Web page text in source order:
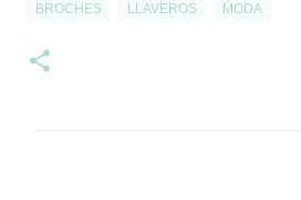
BROCHES LLAVEROS MODA